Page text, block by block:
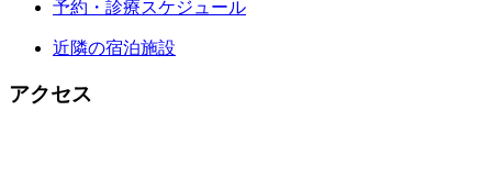
予約・診療スケジュール
近隣の宿泊施設
アクセス